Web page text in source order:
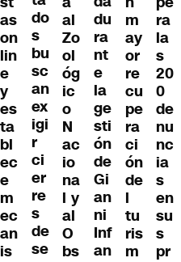
as
on
lin
e
y
es
ta
bl
ec
e
m
ec
an
is
do
s
bu
sc
an
ex
igi
r
ci
er
re
s
de
se
al
Zo
ol
óg
ic
o
N
ac
io
na
l y
al
O
bs
du
ra
nt
e
la
ge
sti
ón
de
Gi
an
ni
Inf
an
m
ay
or
re
cu
pe
ra
ci
ón
de
l
tu
ris
m
ra
la
s
20
0
de
nu
nc
ia
s
en
su
s
pr